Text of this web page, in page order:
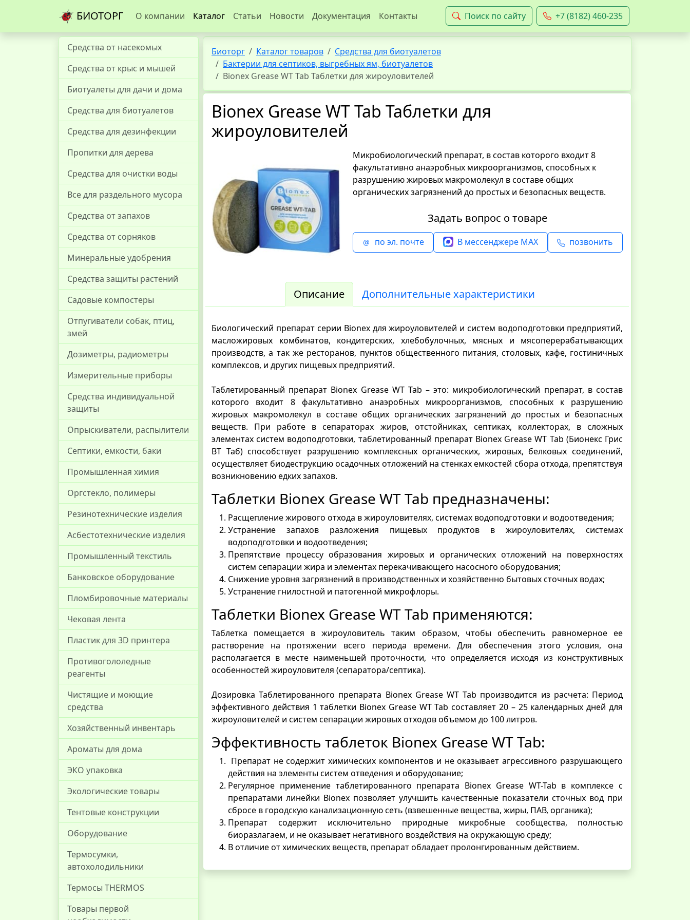
БИОТОРГ О компании Каталог Статьи Новости Документация Контакты Поиск по сайту +7 (8182) 460-235
Средства от насекомых
Средства от крыс и мышей
Биотуалеты для дачи и дома
Средства для биотуалетов
Средства для дезинфекции
Пропитки для дерева
Средства для очистки воды
Все для раздельного мусора
Средства от запахов
Средства от сорняков
Минеральные удобрения
Средства защиты растений
Садовые компостеры
Отпугиватели собак, птиц,
змей
Дозиметры, радиометры
Измерительные приборы
Средства индивидуальной
защиты
Опрыскиватели, распылители
Септики, емкости, баки
Промышленная химия
Оргстекло, полимеры
Резинотехнические изделия
Асбестотехнические изделия
Промышленный текстиль
Банковское оборудование
Пломбировочные материалы
Чековая лента
Пластик для 3D принтера
Противогололедные
реагенты
Чистящие и моющие
средства
Хозяйственный инвентарь
Ароматы для дома
ЭКО упаковка
Экологические товары
Тентовые конструкции
Оборудование
Термосумки,
автохолодильники
Термосы THERMOS
Товары первой
Биоторг Каталог товаров
Средства для биотуалетов
Бактерии для септиков, выгребных ям, биотуалетов
Bionex Grease WT Tab Таблетки для жироуловителей
Bionex Grease WT Tab Таблетки для
жироуловителей
Микробиологический препарат, в состав которого входит 8
факультативно анаэробных микроорганизмов, способных к
разрушению жировых макромолекул в составе общих
органических загрязнений до простых и безопасных веществ.
Задать вопрос о товаре
по эл. почте В мессенджере MAX позвонить
Описание Дополнительные характеристики
Биологический препарат серии Bionex для жироуловителей и систем водоподготовки предприятий,
масложировых комбинатов, кондитерских, хлебобулочных, мясных и мясоперерабатывающих
производств, а так же ресторанов, пунктов общественного питания, столовых, кафе, гостиничных
комплексов, и других пищевых предприятий.
Таблетированный препарат Bionex Grease WT Tab – это: микробиологический препарат, в состав
которого входит 8 факультативно анаэробных микроорганизмов, способных к разрушению
жировых макромолекул в составе общих органических загрязнений до простых и безопасных
веществ. При работе в сепараторах жиров, отстойниках, септиках, коллекторах, в сложных
элементах систем водоподготовки, таблетированный препарат Bionex Grease WT Tab (Бионекс Грис
ВТ Таб) способствует разрушению комплексных органических, жировых, белковых соединений,
осуществляет биодеструкцию осадочных отложений на стенках емкостей сбора отхода, препятствуя
возникновению едких запахов.
Таблетки Bionex Grease WT Tab предназначены:
Расщепление жирового отхода в жироуловителях, системах водоподготовки и водоотведения;
Устранение запахов разложения пищевых продуктов в жироуловителях, системах
водоподготовки и водоотведения;
Препятствие процессу образования жировых и органических отложений на поверхностях
систем сепарации жира и элементах перекачивающего насосного оборудования;
Снижение уровня загрязнений в производственных и хозяйственно бытовых сточных водах;
Устранение гнилостной и патогенной микрофлоры.
Таблетки Bionex Grease WT Tab применяются:
Таблетка помещается в жироуловитель таким образом, чтобы обеспечить равномерное ее
растворение на протяжении всего периода времени. Для обеспечения этого условия, она
располагается в месте наименьшей проточности, что определяется исходя из конструктивных
особенностей жироуловителя (сепаратора/септика).
Дозировка Таблетированного препарата Bionex Grease WT Tab производится из расчета: Период
эффективного действия 1 таблетки Bionex Grease WT Tab составляет 20 – 25 календарных дней для
жироуловителей и систем сепарации жировых отходов объемом до 100 литров.
Эффективность таблеток Bionex Grease WT Tab:
Препарат не содержит химических компонентов и не оказывает агрессивного разрушающего
действия на элементы систем отведения и оборудование;
Регулярное применение таблетированного препарата Bionex Grease WT-Tab в комплексе с
препаратами линейки Bionex позволяет улучшить качественные показатели сточных вод при
сбросе в городскую канализационную сеть (взвешенные вещества, жиры, ПАВ, органика);
Препарат содержит исключительно природные микробные сообщества, полностью
биоразлагаем, и не оказывает негативного воздействия на окружающую среду;
В отличие от химических веществ, препарат обладает пролонгированным действием.